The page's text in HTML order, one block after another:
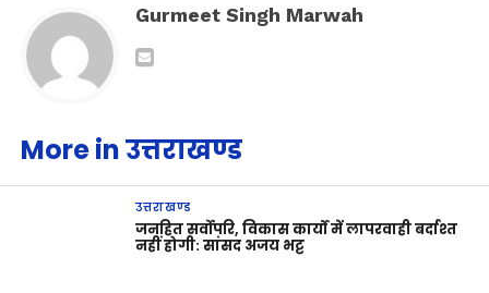
Gurmeet Singh Marwah
More in उत्तराखण्ड
उत्तराखण्ड
जनहित सर्वोपरि, विकास कार्यों में लापरवाही बर्दाश्त
नहीं होगी: सांसद अजय भट्ट